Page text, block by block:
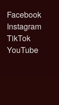
Facebook
Instagram
TikTok
YouTube